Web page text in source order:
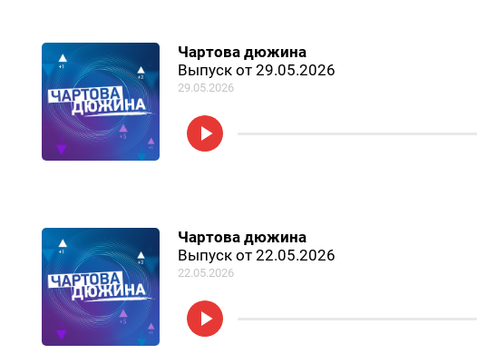
Чартова дюжина
Выпуск от 29.05.2026
29.05.2026
Чартова дюжина
Выпуск от 22.05.2026
22.05.2026